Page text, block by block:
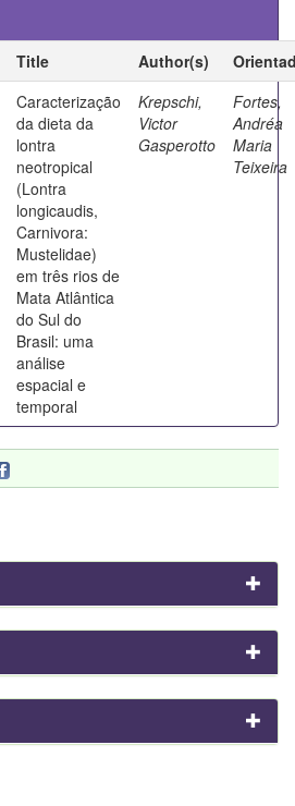
Title Author(s)
Caracterização
da dieta da
lontra
neotropical
(Lontra
longicaudis,
Carnivora:
Mustelidae)
em três rios de
Mata Atlântica
do Sul do
Brasil: uma
análise
espacial e
temporal
Krepschi,
Victor
Gasperotto
Fortes,
Andréa
Maria
Teixeira